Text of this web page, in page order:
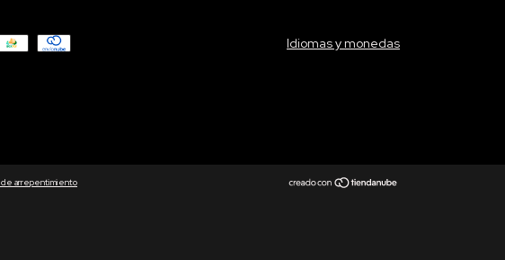
Idiomas y monedas
de arrepentimiento